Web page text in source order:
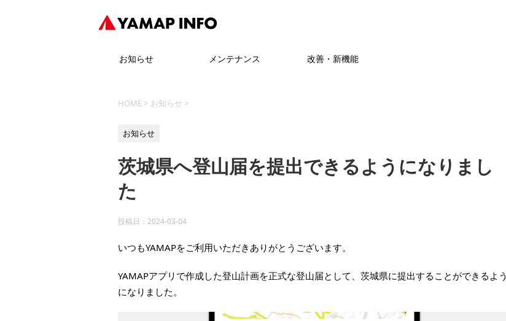
お知らせ メンテナンス 改善・新機能
HOME > お知らせ >
お知らせ
茨城県へ登山届を提出できるようになりまし
た
投稿日： 2024-03-04
いつもYAMAPをご利用いただきありがとうございます。
YAMAPアプリで作成した登山計画を正式な登山届として、茨城県に提出することができるよう
になりました。